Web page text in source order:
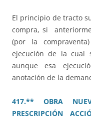
El principio de tracto
compra, si
(por la
ejecución de la cual
aunque esa
anotación de la
417.** OBRA
PRESCRIPCIÓN